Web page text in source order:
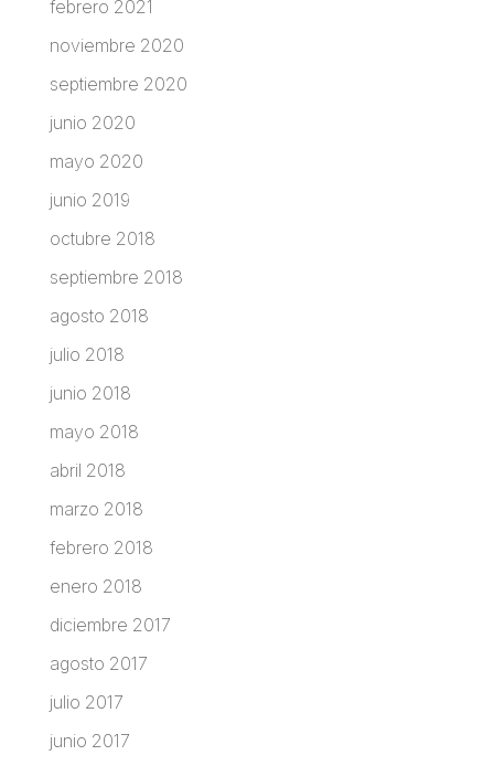
febrero 2021
noviembre 2020
septiembre 2020
junio 2020
mayo 2020
junio 2019
octubre 2018
septiembre 2018
agosto 2018
julio 2018
junio 2018
mayo 2018
abril 2018
marzo 2018
febrero 2018
enero 2018
diciembre 2017
agosto 2017
julio 2017
junio 2017